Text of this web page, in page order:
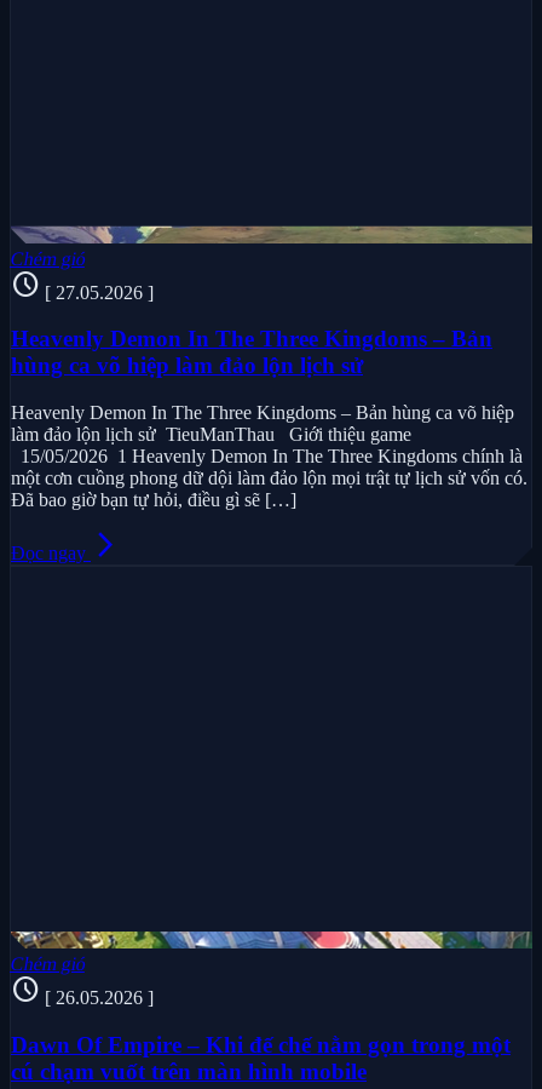
Chém gió
schedule [ 27.05.2026 ]
Heavenly Demon In The Three Kingdoms – Bản
hùng ca võ hiệp làm đảo lộn lịch sử
Heavenly Demon In The Three Kingdoms – Bản hùng ca võ hiệp
làm đảo lộn lịch sử TieuManThau Giới thiệu game
15/05/2026 1 Heavenly Demon In The Three Kingdoms chính là
một cơn cuồng phong dữ dội làm đảo lộn mọi trật tự lịch sử vốn có.
Đã bao giờ bạn tự hỏi, điều gì sẽ […]
Đọc ngay arrow_forward_ios
Chém gió
schedule [ 26.05.2026 ]
Dawn Of Empire – Khi đế chế nằm gọn trong một
cú chạm vuốt trên màn hình mobile